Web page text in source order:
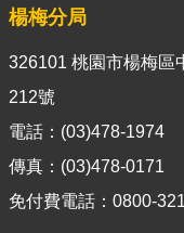
稅
更
服
務
返
楊梅分局
326101 桃園市楊梅區
212號
電話：(03)478-1974
傳真：(03)478-0171
免付費電話：0800-